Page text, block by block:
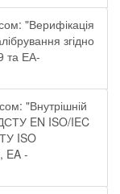
"Верифікація
згідно
та ЕА-
"Внутрішній
EN ISO/IEC
ISO
EA -